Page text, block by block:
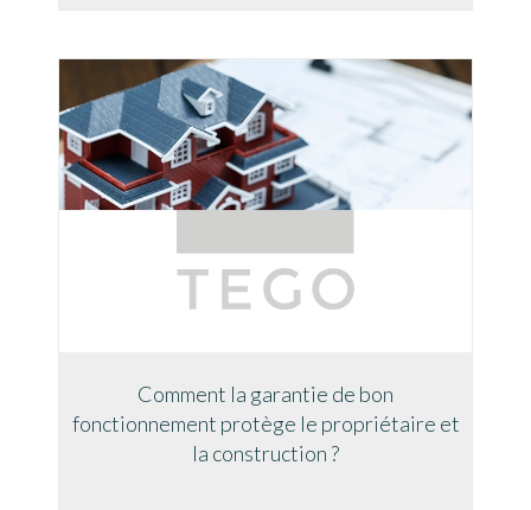
Comment la garantie de bon
fonctionnement protège le propriétaire et
la construction ?